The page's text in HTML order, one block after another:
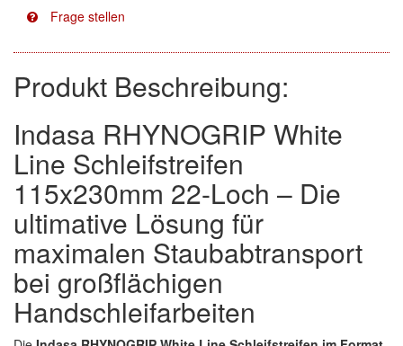
no-name
(1)
Novol
(3)
Prevost
(3)
Proma
(21)
Sia
(3)
Spectral
(5)
StarChem
(1)
Sundstrom
(4)
Troton
Produkt Beschreibung:
Indasa RHYNOGRIP White
Line Schleifstreifen
115x230mm 22-Loch – Die
ultimative Lösung für
maximalen Staubabtransport
bei großflächigen
Handschleifarbeiten